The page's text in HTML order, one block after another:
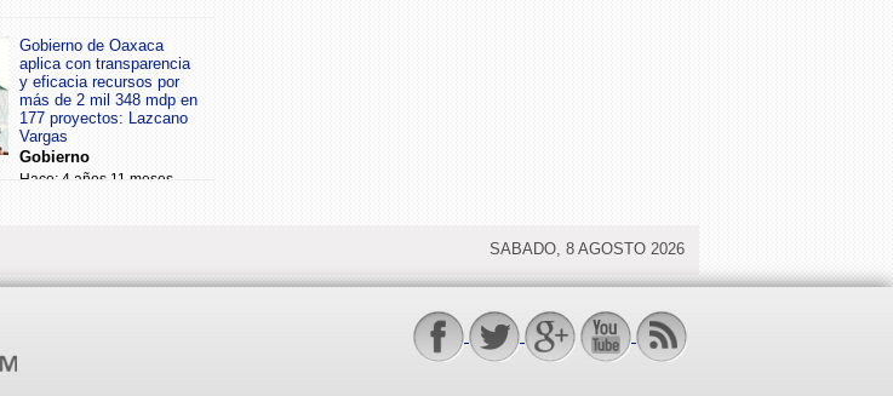
Gobierno de Oaxaca
aplica con transparencia
y eficacia recursos por
más de 2 mil 348 mdp en
177 proyectos: Lazcano
Vargas
Gobierno
Hace: 4 años 11 meses
SABADO, 8 AGOSTO 2026